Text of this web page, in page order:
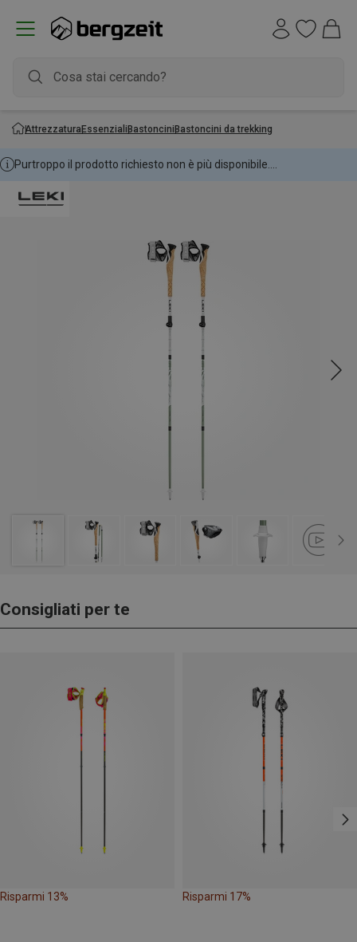
AttrezzaturaEssenzialiBastonciniBastoncini da trekking
Purtroppo il prodotto richiesto non è più disponibile....
Consigliati per te
Risparmi 13% Risparmi 17%